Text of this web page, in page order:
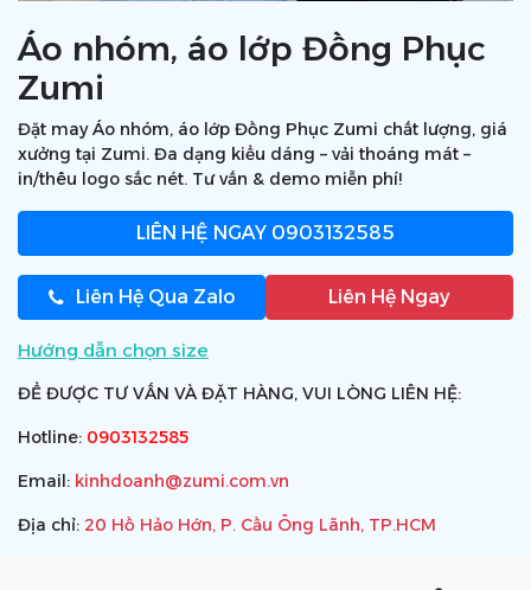
Áo nhóm, áo lớp Đồng Phục
Zumi
Đặt may Áo nhóm, áo lớp Đồng Phục Zumi chất lượng, giá
xưởng tại Zumi. Đa dạng kiểu dáng – vải thoáng mát –
in/thêu logo sắc nét. Tư vấn & demo miễn phí!
LIÊN HỆ NGAY 0903132585
Liên Hệ Qua Zalo Liên Hệ Ngay
Hướng dẫn chọn size
ĐỂ ĐƯỢC TƯ VẤN VÀ ĐẶT HÀNG, VUI LÒNG LIÊN HỆ:
Hotline: 0903132585
Email: kinhdoanh@zumi.com.vn
Địa chỉ: 20 Hồ Hảo Hớn, P. Cầu Ông Lãnh, TP.HCM